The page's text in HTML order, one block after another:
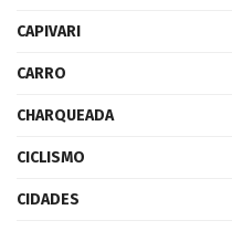
CAPIVARI
CARRO
CHARQUEADA
CICLISMO
CIDADES